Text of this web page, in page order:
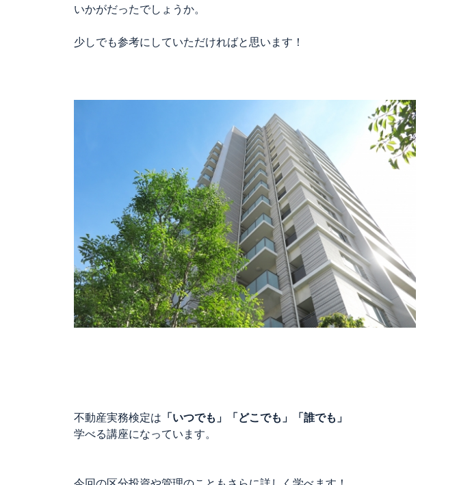
いかがだったでしょうか。
少しでも参考にしていただければと思います！
不動産実務検定は 「いつでも」「どこでも」「誰でも」
学べる講座になっています。